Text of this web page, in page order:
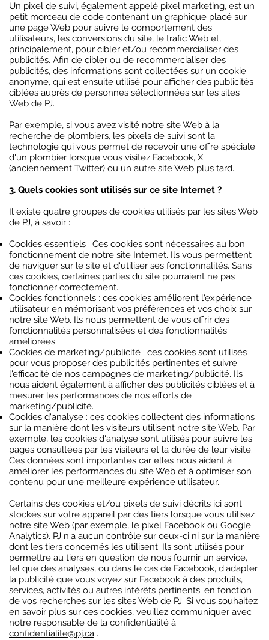
Un pixel de suivi, également appelé pixel marketing, est un
petit morceau de code contenant un graphique placé sur
une page Web pour suivre le comportement des
utilisateurs, les conversions du site, le trafic Web et,
principalement, pour cibler et/ou recommercialiser des
publicités. Afin de cibler ou de recommercialiser des
publicités, des informations sont collectées sur un cookie
anonyme, qui est ensuite utilisé pour afficher des publicités
ciblées auprès de personnes sélectionnées sur les sites
Web de PJ.
Par exemple, si vous avez visité notre site Web à la
recherche de plombiers, les pixels de suivi sont la
technologie qui vous permet de recevoir une offre spéciale
d'un plombier lorsque vous visitez Facebook, X
(anciennement Twitter) ou un autre site Web plus tard.
3. Quels cookies sont utilisés sur ce site Internet ?
Il existe quatre groupes de cookies utilisés par les sites Web
de PJ, à savoir :
Cookies essentiels : Ces cookies sont nécessaires au bon
fonctionnement de notre site Internet. Ils vous permettent
de naviguer sur le site et d'utiliser ses fonctionnalités. Sans
ces cookies, certaines parties du site pourraient ne pas
fonctionner correctement.
Cookies fonctionnels : ces cookies améliorent l'expérience
utilisateur en mémorisant vos préférences et vos choix sur
notre site Web. Ils nous permettent de vous offrir des
fonctionnalités personnalisées et des fonctionnalités
améliorées.
Cookies de marketing/publicité : ces cookies sont utilisés
pour vous proposer des publicités pertinentes et suivre
l'efficacité de nos campagnes de marketing/publicité. Ils
nous aident également à afficher des publicités ciblées et à
mesurer les performances de nos efforts de
marketing/publicité.
Cookies d'analyse : ces cookies collectent des informations
sur la manière dont les visiteurs utilisent notre site Web. Par
exemple, les cookies d'analyse sont utilisés pour suivre les
pages consultées par les visiteurs et la durée de leur visite.
Ces données sont importantes car elles nous aident à
améliorer les performances du site Web et à optimiser son
contenu pour une meilleure expérience utilisateur.
Certains des cookies et/ou pixels de suivi décrits ici sont
stockés sur votre appareil par des tiers lorsque vous utilisez
notre site Web (par exemple, le pixel Facebook ou Google
Analytics). PJ n'a aucun contrôle sur ceux-ci ni sur la manière
dont les tiers concernés les utilisent. Ils sont utilisés pour
permettre au tiers en question de nous fournir un service,
tel que des analyses, ou dans le cas de Facebook, d'adapter
la publicité que vous voyez sur Facebook à des produits,
services, activités ou autres intérêts pertinents. en fonction
de vos recherches sur les sites Web de PJ. Si vous souhaitez
en savoir plus sur ces cookies, veuillez communiquer avec
notre responsable de la confidentialité à
confidentialite@pj.ca .